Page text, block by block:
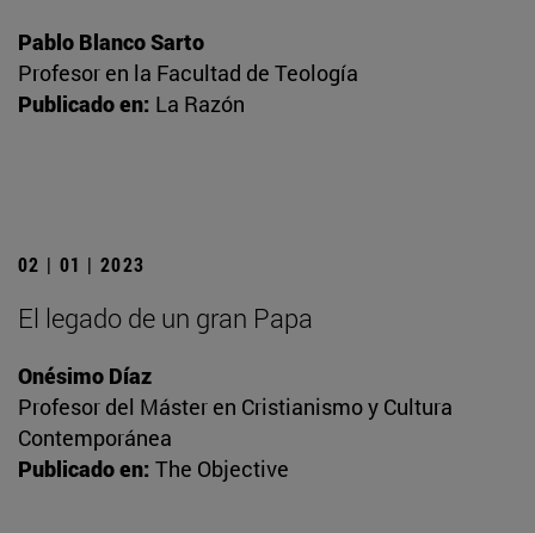
Pablo Blanco Sarto
Profesor en la Facultad de Teología
Publicado en: La Razón
02 | 01 | 2023
El legado de un gran Papa
Onésimo Díaz
Profesor del Máster en Cristianismo y Cultura
Contemporánea
Publicado en: The Objective